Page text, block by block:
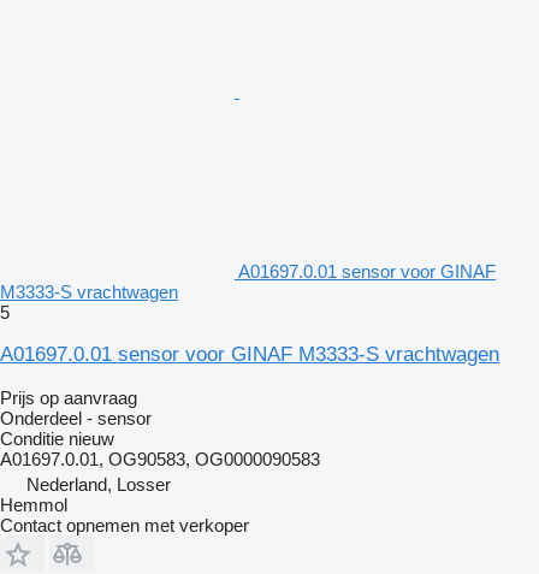
A01697.0.01 sensor voor GINAF
M3333-S vrachtwagen
5
A01697.0.01 sensor voor GINAF M3333-S vrachtwagen
Prijs op aanvraag
Onderdeel - sensor
Conditie nieuw
A01697.0.01, OG90583, OG0000090583
Nederland, Losser
Hemmol
Contact opnemen met verkoper